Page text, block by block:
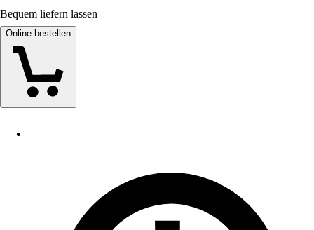
Bequem liefern lassen
Online bestellen